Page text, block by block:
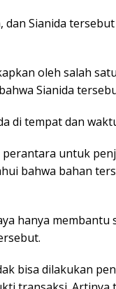
dan Sianida
oleh salah
Sianida
di tempat dan
perantara untuk
bahwa bahan
hanya membantu
bisa dilakukan